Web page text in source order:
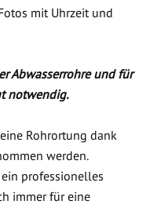
mit Uhrzeit und
Abwasserrohre und für
notwendig.
Rohrortung dank
werden.
professionelles
immer für eine